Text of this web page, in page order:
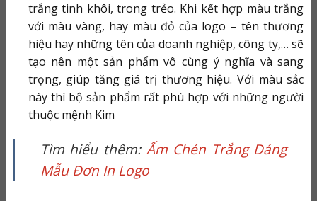
trắng tinh khôi, trong trẻo. Khi kết hợp màu trắng
với màu vàng, hay màu đỏ của logo – tên thương
hiệu hay những tên của doanh nghiệp, công ty,… sẽ
tạo nên một sản phẩm vô cùng ý nghĩa và sang
trọng, giúp tăng giá trị thương hiệu. Với màu sắc
này thì bộ sản phẩm rất phù hợp với những người
thuộc mệnh Kim
Tìm hiểu thêm: Ấm Chén Trắng Dáng
Mẫu Đơn In Logo